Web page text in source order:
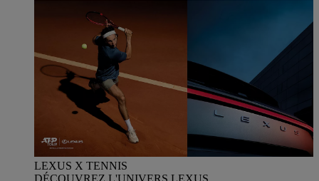
LEXUS X TENNIS
DÉCOUVREZ L'UNIVERS LEXUS